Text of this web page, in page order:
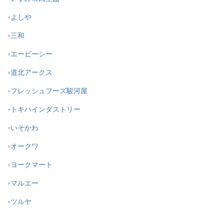
よしや
三和
エービーシー
道北アークス
フレッシュフーズ駿河屋
トキハインダストリー
いそかわ
オークワ
ヨークマート
マルエー
ツルヤ